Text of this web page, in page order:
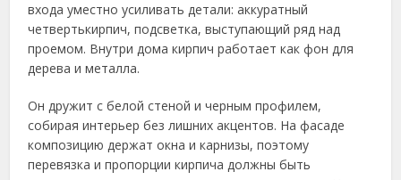
входа уместно усиливать детали: аккуратный
четвертькирпич, подсветка, выступающий ряд над
проемом. Внутри дома кирпич работает как фон для
дерева и металла.
Он дружит с белой стеной и черным профилем,
собирая интерьер без лишних акцентов. На фасаде
композицию держат окна и карнизы, поэтому
перевязка и пропорции кирпича должны быть